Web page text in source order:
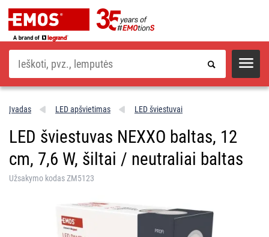
Paieška
Įvadas LED apšvietimas LED šviestuvai
LED šviestuvas NEXXO baltas, 12
cm, 7,6 W, šiltai / neutraliai baltas
Užsakymo kodas ZM5123